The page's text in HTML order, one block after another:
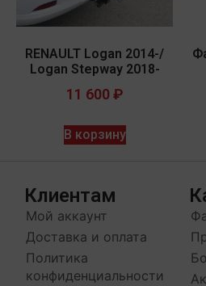
RENAULT Logan 2014-/
Logan Stepway 2018-
11 600 ₽
В корзину
Клиентам
Мой аккаунт
Доставка и оплата
Политика
конфиденциальности